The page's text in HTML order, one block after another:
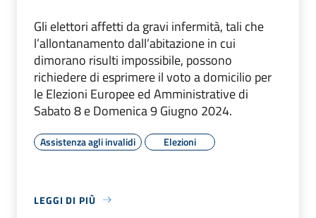
Gli elettori affetti da gravi infermità, tali che
l’allontanamento dall’abitazione in cui
dimorano risulti impossibile, possono
richiedere di esprimere il voto a domicilio per
le Elezioni Europee ed Amministrative di
Sabato 8 e Domenica 9 Giugno 2024.
Assistenza agli invalidi Elezioni
LEGGI DI PIÙ